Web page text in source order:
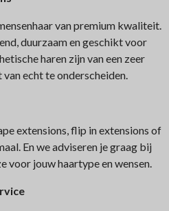
van premium kwaliteit.
duurzaam en geschikt voor
haren zijn van een zeer
echt te onderscheiden.
extensions, flip in extensions of
En we adviseren je graag bij
voor jouw haartype en wensen.